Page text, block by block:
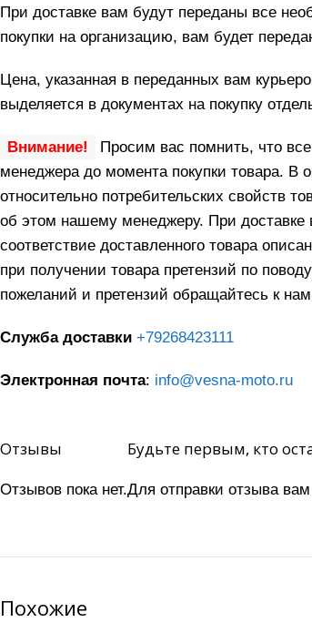
При доставке вам будут переданы все
покупки на организацию, вам будет
Цена, указанная в переданных вам
выделяется в документах на покупку
Внимание!
Просим вас помнить, что
менеджера до момента покупки товара. В
относительно потребительских свойств
об этом нашему менеджеру. При доставке
соответствие доставленного товара
при получении товара претензий по
пожеланий и претензий обращайтесь к
Служба доставки +79268423111
Электронная почта: info@vesna-moto.ru
Отзывы
Отзывов пока нет.
Будьте первым, кто
Для отправки отзыва
Похожие